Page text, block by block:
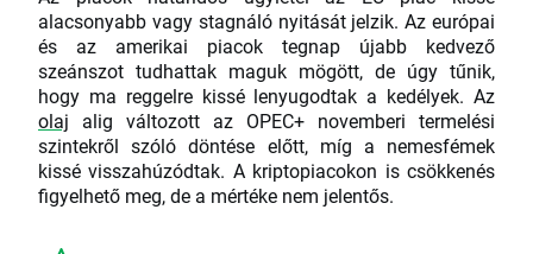
alacsonyabb vagy stagnáló nyitását jelzik. Az európai
és az amerikai piacok tegnap újabb kedvező
szeánszot tudhattak maguk mögött, de úgy tűnik,
hogy ma reggelre kissé lenyugodtak a kedélyek. Az
olaj alig változott az OPEC+ novemberi termelési
szintekről szóló döntése előtt, míg a nemesfémek
kissé visszahúzódtak. A kriptopiacokon is csökkenés
figyelhető meg, de a mértéke nem jelentős.